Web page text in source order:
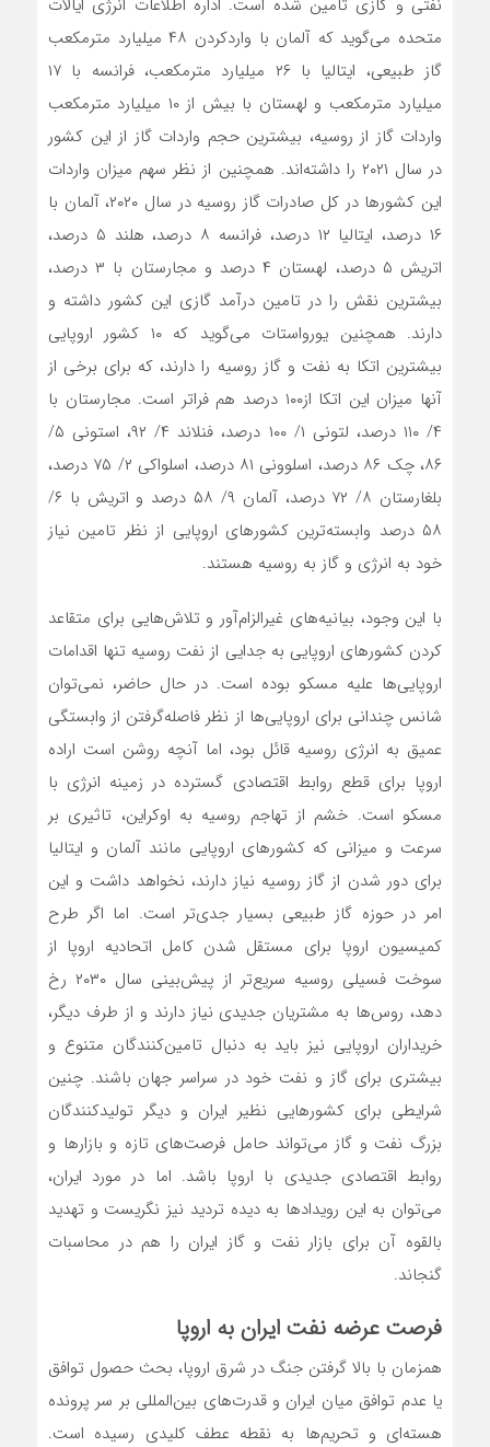
نفتی و گازی تامین شده است. اداره اطلاعات انرژی ایالات
متحده می‌‌‌گوید که آلمان با واردکردن ۴۸ میلیارد مترمکعب
گاز طبیعی، ایتالیا با ۲۶ میلیارد مترمکعب، فرانسه با ۱۷
میلیارد مترمکعب و لهستان با بیش از ۱۰ میلیارد مترمکعب
واردات گاز از روسیه، بیشترین حجم واردات گاز از این کشور
در سال ۲۰۲۱ را داشته‌‌‌اند. همچنین از نظر سهم میزان واردات
این کشورها در کل صادرات گاز روسیه در سال ۲۰۲۰، آلمان با
۱۶ درصد، ایتالیا ۱۲ درصد، فرانسه ۸ درصد، هلند ۵ درصد،
اتریش ۵ درصد، لهستان ۴ درصد و مجارستان با ۳ درصد،
بیشترین نقش را در تامین درآمد گازی این کشور داشته و
دارند. همچنین یورواستات می‌‌‌گوید که ۱۰ کشور اروپایی
بیشترین اتکا به نفت و گاز روسیه را دارند، که برای برخی از
آنها میزان این اتکا از۱۰۰ درصد هم فراتر است. مجارستان با
۴/ ۱۱۰ درصد، لتونی ۱/ ۱۰۰ درصد، فنلاند ۴/ ۹۲، استونی ۵/
۸۶، چک ۸۶ درصد، اسلوونی ۸۱ درصد، اسلواکی ۲/ ۷۵ درصد،
بلغارستان ۸/ ۷۲ درصد، آلمان ۹/ ۵۸ درصد و اتریش با ۶/
۵۸ درصد وابسته‌‌‌ترین کشورهای اروپایی از نظر تامین نیاز
خود به انرژی و گاز به روسیه هستند.
با این وجود، بیانیه‌‌‌های غیرالزام‌آور و تلاش‌‌‌هایی برای متقاعد
کردن کشورهای اروپایی به جدایی از نفت روسیه تنها اقدامات
اروپایی‌‌‌ها علیه مسکو بوده است. در حال حاضر، نمی‌‌‌توان
شانس چندانی برای اروپایی‌‌‌ها از نظر فاصله‌‌‌گرفتن از وابستگی
عمیق به انرژی روسیه قائل بود، اما آنچه روشن است اراده
اروپا برای قطع روابط اقتصادی گسترده در زمینه انرژی با
مسکو است. خشم از تهاجم روسیه به اوکراین، تاثیری بر
سرعت و میزانی که کشورهای اروپایی مانند آلمان و ایتالیا
برای دور شدن از گاز روسیه نیاز دارند، نخواهد داشت و این
امر در حوزه گاز طبیعی بسیار جدی‌‌‌تر است. اما اگر طرح
کمیسیون اروپا برای مستقل شدن کامل اتحادیه اروپا از
سوخت فسیلی روسیه سریع‌‌‌تر از پیش‌‌‌بینی سال ۲۰۳۰ رخ
دهد، روس‌‌‌ها به مشتریان جدیدی نیاز دارند و از طرف دیگر،
خریداران اروپایی نیز باید به دنبال تامین‌‌‌کنندگان متنوع و
بیشتری برای گاز و نفت خود در سراسر جهان باشند. چنین
شرایطی برای کشورهایی نظیر ایران و دیگر تولیدکنندگان
بزرگ نفت و گاز می‌‌‌تواند حامل فرصت‌‌‌های تازه و بازارها و
روابط اقتصادی جدیدی با اروپا باشد. اما در مورد ایران،
می‌‌‌توان به این رویداد‌‌‌ها به دیده تردید نیز نگریست و تهدید
بالقوه آن برای بازار نفت و گاز ایران را هم در محاسبات
گنجاند.
فرصت عرضه نفت ایران به اروپا
همزمان با بالا گرفتن جنگ در شرق اروپا، بحث حصول توافق
یا عدم توافق میان ایران و قدرت‌‌‌های بین‌‌‌المللی بر سر پرونده
هسته‌‌‌ای و تحریم‌‌‌ها به نقطه عطف کلیدی رسیده است.